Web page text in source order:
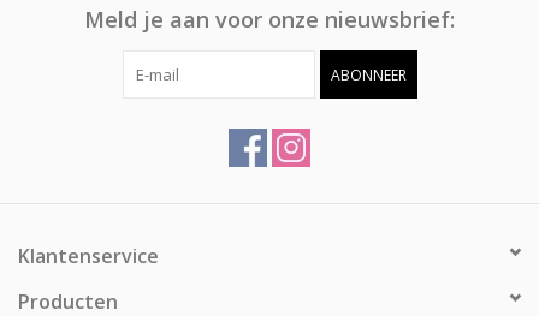
Meld je aan voor onze nieuwsbrief:
ABONNEER
Klantenservice
Producten